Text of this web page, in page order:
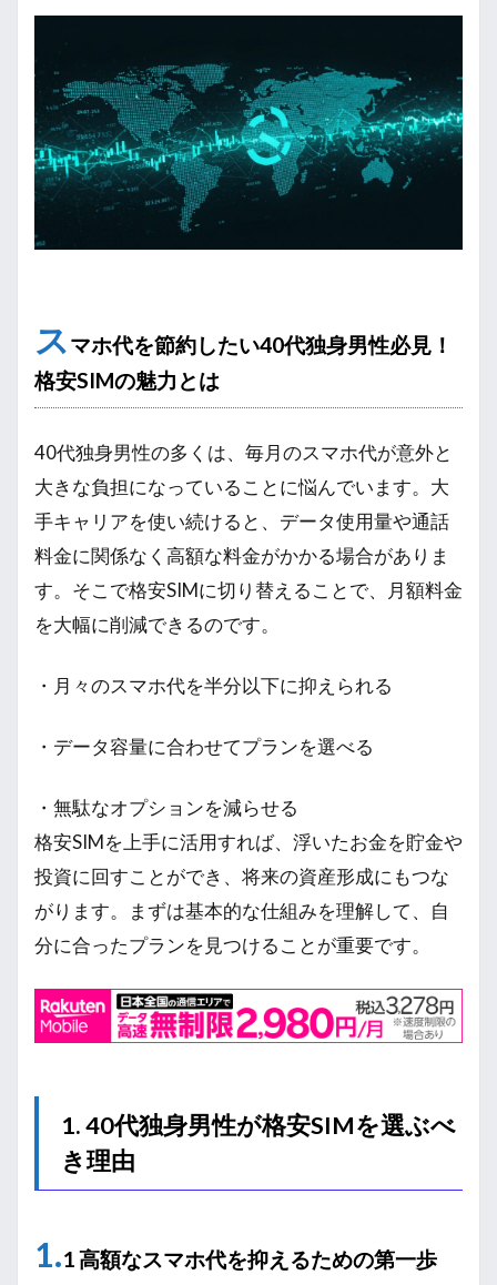
スマホ代を節約したい40代独身男性必見！
格安SIMの魅力とは
40代独身男性の多くは、毎月のスマホ代が意外と
大きな負担になっていることに悩んでいます。大
手キャリアを使い続けると、データ使用量や通話
料金に関係なく高額な料金がかかる場合がありま
す。そこで格安SIMに切り替えることで、月額料金
を大幅に削減できるのです。
・月々のスマホ代を半分以下に抑えられる
・データ容量に合わせてプランを選べる
・無駄なオプションを減らせる
格安SIMを上手に活用すれば、浮いたお金を貯金や
投資に回すことができ、将来の資産形成にもつな
がります。まずは基本的な仕組みを理解して、自
分に合ったプランを見つけることが重要です。
1. 40代独身男性が格安SIMを選ぶべ
き理由
1.1 高額なスマホ代を抑えるための第一歩